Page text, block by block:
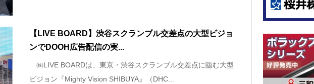
【LIVE BOARD】渋谷スクランブル交差点の大型ビジョ
ンでDOOH広告配信の実...
㈱LIVE BOARDは、東京・渋谷スクランブル交差点に臨む大型
ビジョン『Mighty Vision SHIBUYA』（DHC...